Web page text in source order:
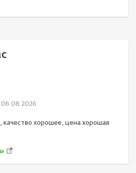
06.08.2026
качество хорошее, цена хорошая